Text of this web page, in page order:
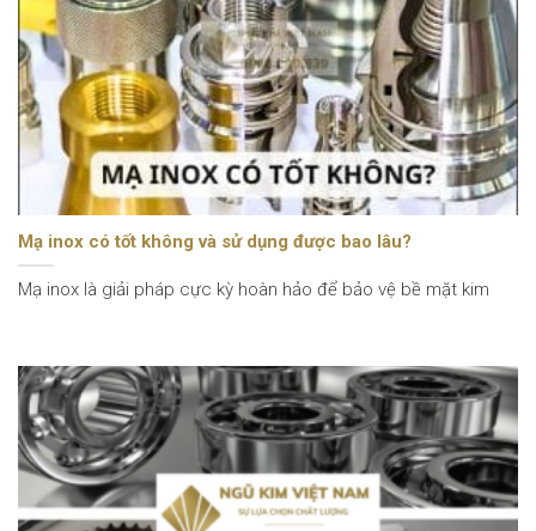
Mạ inox có tốt không và sử dụng được bao lâu?
Mạ inox là giải pháp cực kỳ hoàn hảo để bảo vệ bề mặt kim